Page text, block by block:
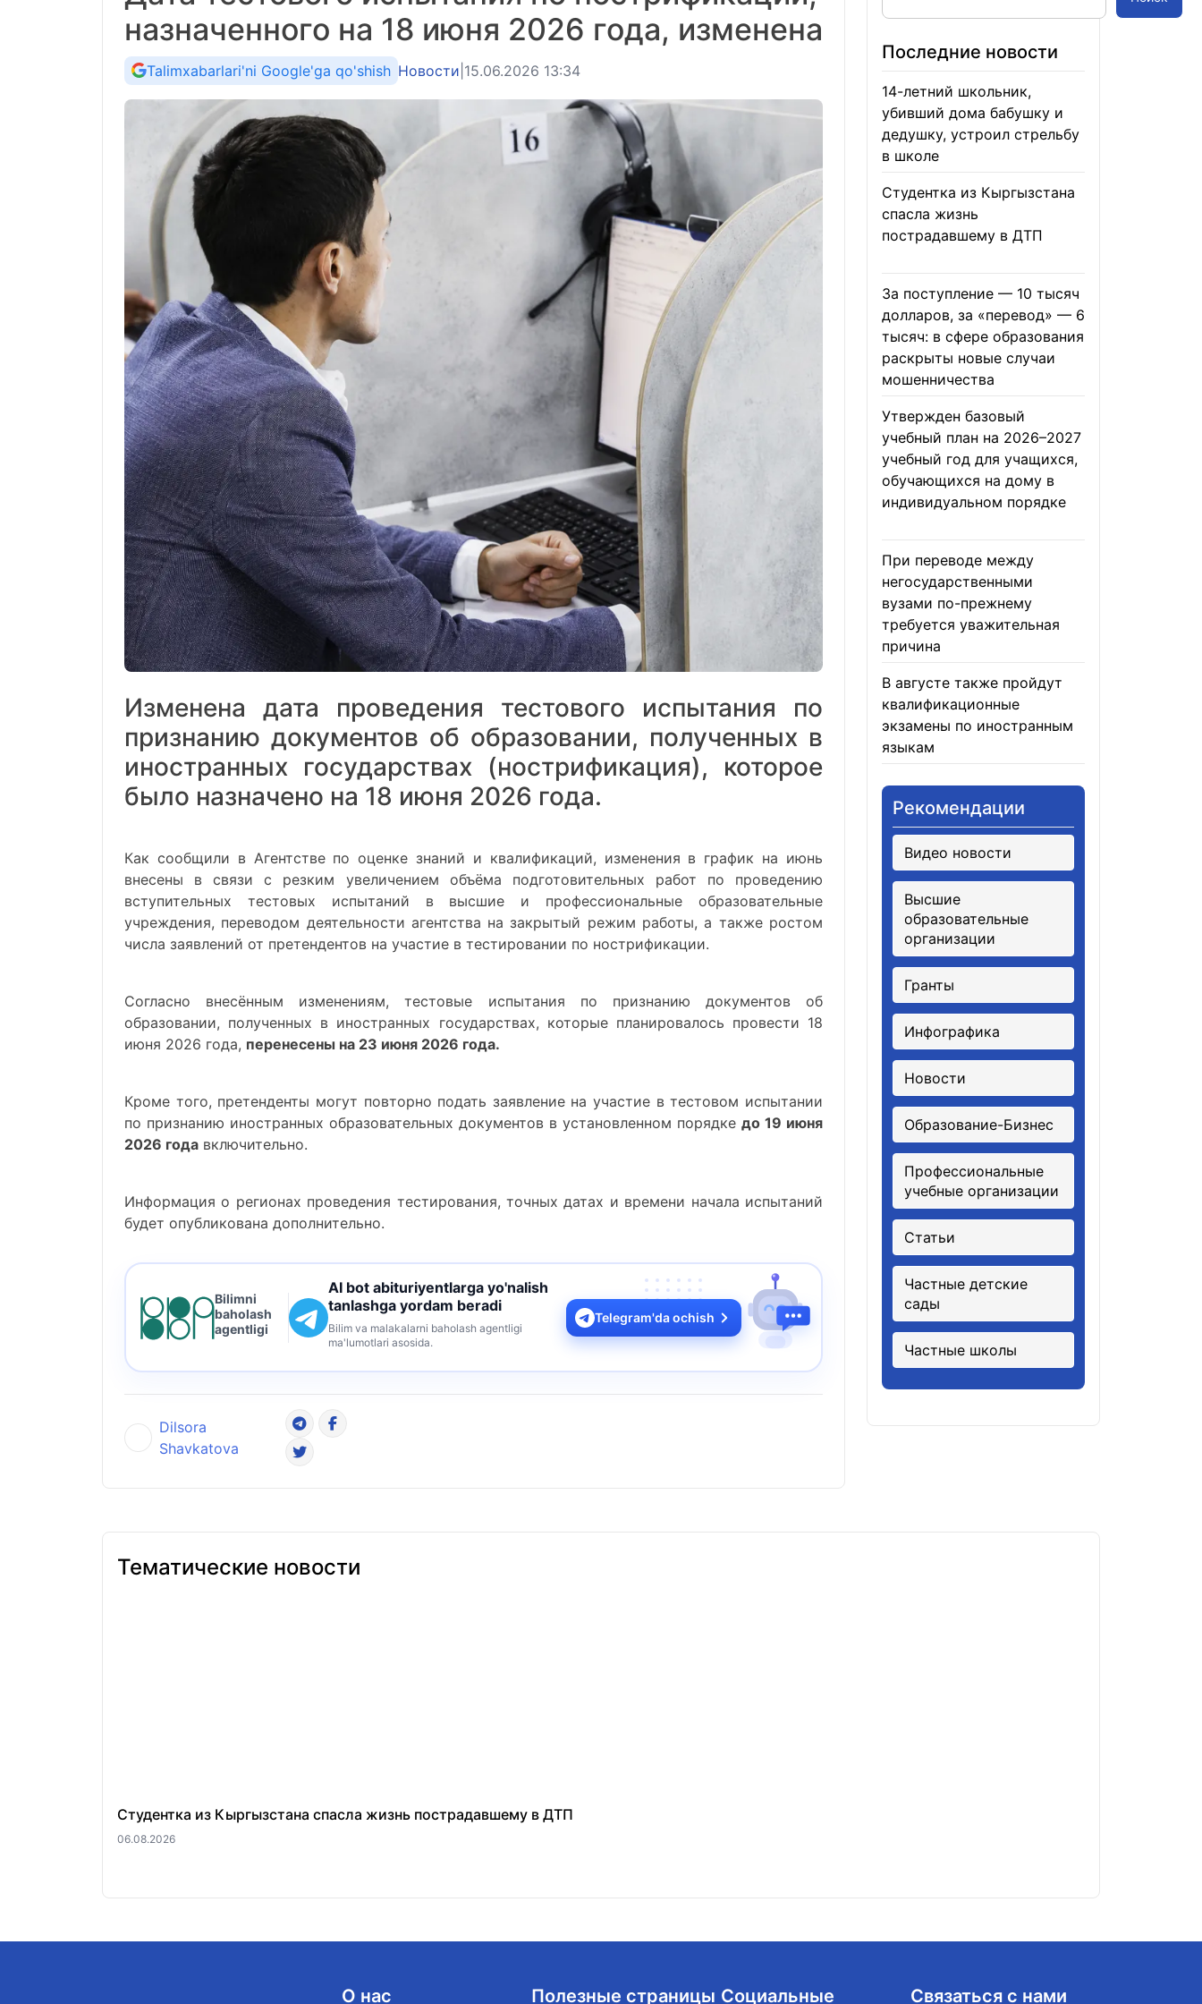
назначенного на 18 июня 2026 года, изменена
Talimxabarlari'ni Google'ga qo'shish Новости 15.06.2026 13:34
Изменена дата проведения тестового испытания по
признанию документов об образовании, полученных в
иностранных государствах (нострификация), которое
было назначено на 18 июня 2026 года.
Как сообщили в Агентстве по оценке знаний и квалификаций, изменения в график на июнь
внесены в связи с резким увеличением объёма подготовительных работ по проведению
вступительных тестовых испытаний в высшие и профессиональные образовательные
учреждения, переводом деятельности агентства на закрытый режим работы, а также ростом
числа заявлений от претендентов на участие в тестировании по нострификации.
Согласно внесённым изменениям, тестовые испытания по признанию документов об
образовании, полученных в иностранных государствах, которые планировалось провести 18
июня 2026 года, перенесены на 23 июня 2026 года.
Кроме того, претенденты могут повторно подать заявление на участие в тестовом испытании
по признанию иностранных образовательных документов в установленном порядке до 19 июня
2026 года включительно.
Информация о регионах проведения тестирования, точных датах и времени начала испытаний
будет опубликована дополнительно.
Bilimni
baholash
agentligi
AI bot abituriyentlarga yo'nalish
tanlashga yordam beradi
Bilim va malakalarni baholash agentligi
ma'lumotlari asosida.
Telegram'da ochish
Dilsora
Shavkatova
Последние новости
14-летний школьник,
убивший дома бабушку и
дедушку, устроил стрельбу
в школе
Студентка из Кыргызстана
спасла жизнь
пострадавшему в ДТП
За поступление — 10 тысяч
долларов, за «перевод» — 6
тысяч: в сфере образования
раскрыты новые случаи
мошенничества
Утвержден базовый
учебный план на 2026–2027
учебный год для учащихся,
обучающихся на дому в
индивидуальном порядке
При переводе между
негосударственными
вузами по-прежнему
требуется уважительная
причина
В августе также пройдут
квалификационные
экзамены по иностранным
языкам
Рекомендации
Видео новости
Высшие
образовательные
организации
Гранты
Инфографика
Новости
Образование-Бизнес
Профессиональные
учебные организации
Статьи
Частные детские
сады
Частные школы
Тематические новости
Студентка из Кыргызстана спасла жизнь пострадавшему в ДТП
06.08.2026
О нас Полезные страницы Социальные Связаться с нами